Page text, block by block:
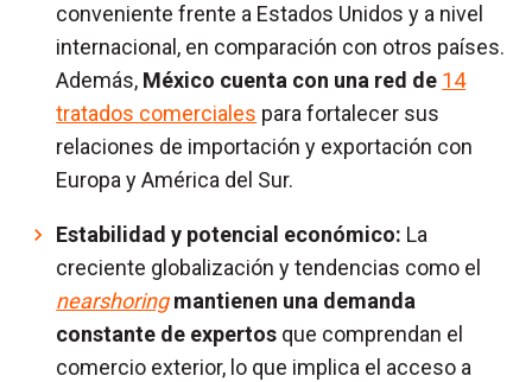
conveniente frente a Estados Unidos y a nivel
internacional, en comparación con otros países.
Además, México cuenta con una red de 14
tratados comerciales para fortalecer sus
relaciones de importación y exportación con
Europa y América del Sur.
Estabilidad y potencial económico: La
creciente globalización y tendencias como el
nearshoring mantienen una demanda
constante de expertos que comprendan el
comercio exterior, lo que implica el acceso a